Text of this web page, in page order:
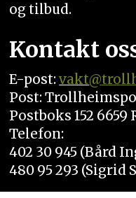
og tilbud.
Kontakt
E-post:vakt
Post:
Postboks 152 6659
Telefon:
402 30 945 (Bård
480 95 293 (Sigrid